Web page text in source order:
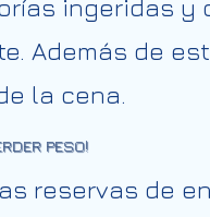
ingeridas
Además de
la cena.
PESO!
reservas de